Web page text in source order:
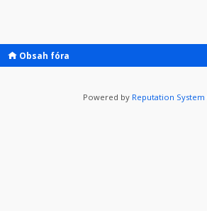
Obsah fóra
Powered by Reputation System